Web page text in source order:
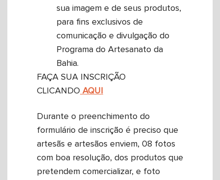
sua imagem e de seus produtos,
para fins exclusivos de
comunicação e divulgação do
Programa do Artesanato da
Bahia.
FAÇA SUA INSCRIÇÃO
CLICANDO AQUI
Durante o preenchimento do
formulário de inscrição é preciso que
artesãs e artesãos enviem, 08 fotos
com boa resolução, dos produtos que
pretendem comercializar, e foto